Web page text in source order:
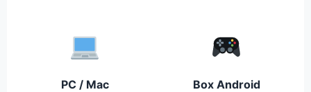
PC / Mac Box Android